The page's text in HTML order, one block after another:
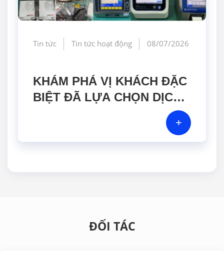
Tin tức Tin tức hoạt động 08/07/2026
KHÁM PHÁ VỊ KHÁCH ĐẶC
BIỆT ĐÃ LỰA CHỌN DỊCH
VỤ HIỆU CHUẨN TẠI GERA
+
ĐỐI TÁC